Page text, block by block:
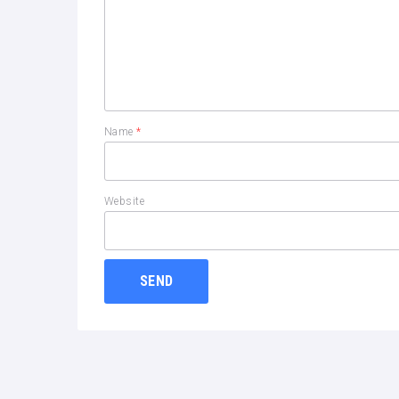
Name*
Website